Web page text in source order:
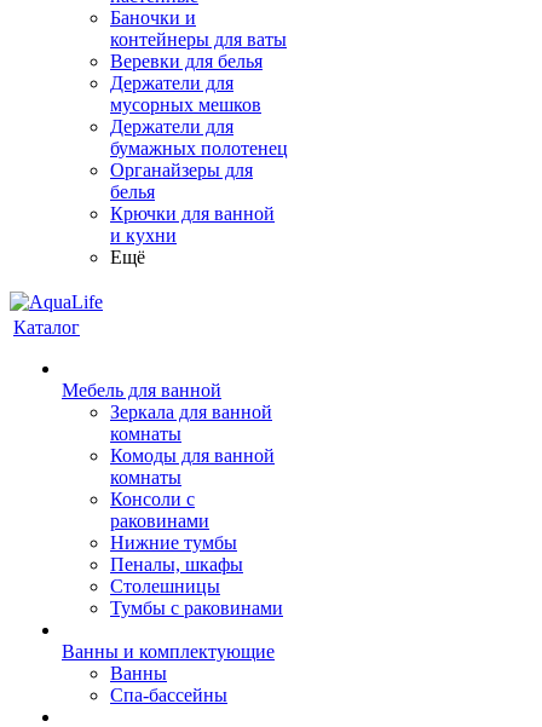
Баночки и
контейнеры для ваты
Веревки для белья
Держатели для
мусорных мешков
Держатели для
бумажных полотенец
Органайзеры для
белья
Крючки для ванной
и кухни
Ещё
Каталог
Мебель для ванной
Зеркала для ванной
комнаты
Комоды для ванной
комнаты
Консоли с
раковинами
Нижние тумбы
Пеналы, шкафы
Столешницы
Тумбы с раковинами
Ванны и комплектующие
Ванны
Спа-бассейны